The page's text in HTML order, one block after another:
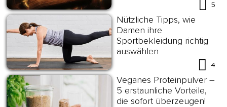
5
Nützliche Tipps, wie
Damen ihre
Sportbekleidung richtig
auswählen
4
Veganes Proteinpulver –
5 erstaunliche Vorteile,
die sofort überzeugen!